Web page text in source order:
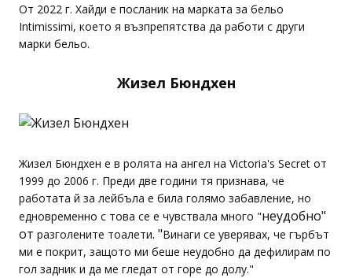
От 2022 г. Хайди е посланик на марката за бельо
Intimissimi, което я възпрепятства да работи с други
марки бельо.
Жизел Бюндхен
Жизел Бюндхен е в ролята на ангел на Victoria's Secret от
1999 до 2006 г. Преди две години тя признава, че
работата й за лейбъла е била голямо забавление, но
едновременно с това се е чувствала много "неудобно"
от разголените тоалети. "Винаги се уверявах, че гърбът
ми е покрит, защото ми беше неудобно да дефилирам по
гол задник и да ме гледат от горе до долу."